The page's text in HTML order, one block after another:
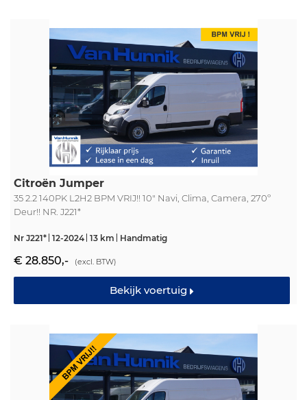
Citroën Jumper
35 2.2 140PK L2H2 BPM VRIJ!! 10" Navi, Clima, Camera, 270º
Deur!! NR. J221*
Nr J221* 12-2024 13 km Handmatig
€ 28.850,- (excl. BTW)
Bekijk voertuig